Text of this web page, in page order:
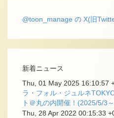
@toon_manage の X(旧
新着ニュース
Thu, 01 May 2025 16:10:57
ラ・フォル・ジュルネ
ト＠丸の内開催！(2025/5/3
Thu, 28 Apr 2022 00:15:33